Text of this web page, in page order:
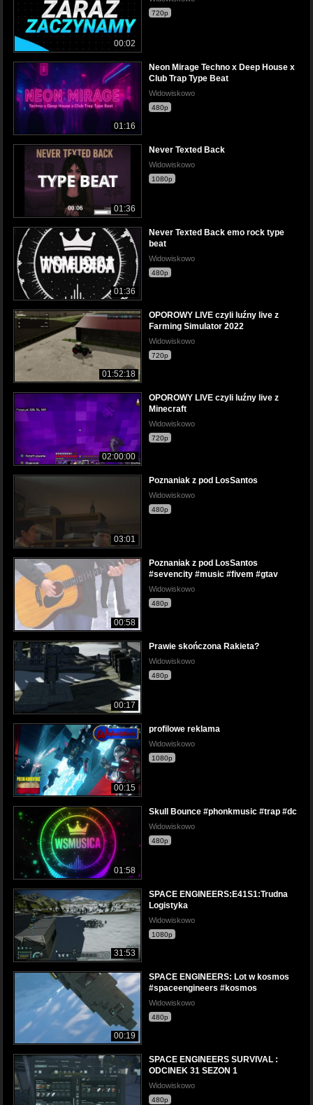
00:02
720p
01:16
Neon Mirage Techno x Deep House x
Club Trap Type Beat
Widowiskowo
480p
01:36
Never Texted Back
Widowiskowo
1080p
01:36
Never Texted Back emo rock type
beat
Widowiskowo
480p
01:52:18
OPOROWY LIVE czyli luźny live z
Farming Simulator 2022
Widowiskowo
720p
02:00:00
OPOROWY LIVE czyli luźny live z
Minecraft
Widowiskowo
720p
03:01
Poznaniak z pod LosSantos
Widowiskowo
480p
00:58
Poznaniak z pod LosSantos
#sevencity #music #fivem #gtav
Widowiskowo
480p
00:17
Prawie skończona Rakieta?
Widowiskowo
480p
00:15
profilowe reklama
Widowiskowo
1080p
01:58
Skull Bounce #phonkmusic #trap #dc
Widowiskowo
480p
31:53
SPACE ENGINEERS:E41S1:Trudna
Logistyka
Widowiskowo
1080p
00:19
SPACE ENGINEERS: Lot w kosmos
#spaceengineers #kosmos
Widowiskowo
480p
SPACE ENGINEERS SURVIVAL :
ODCINEK 31 SEZON 1
Widowiskowo
480p